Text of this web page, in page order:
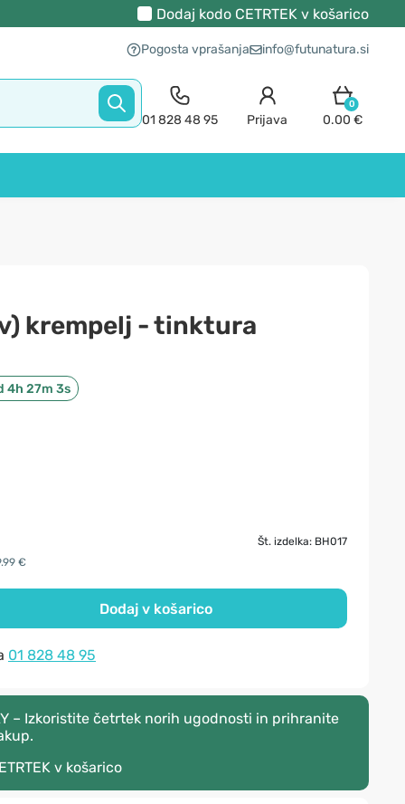
Dodaj kodo CETRTEKv košarico
Pogosta vprašanja info@futunatura.si
01 828 48 95 Prijava
0
0.00 €
krempelj - tinktura
4h 27m 2s
Št. izdelka: BH017
€
Dodaj v košarico
01 828 48 95
– Izkoristite četrtek norih ugodnosti in prihranite
v košarico